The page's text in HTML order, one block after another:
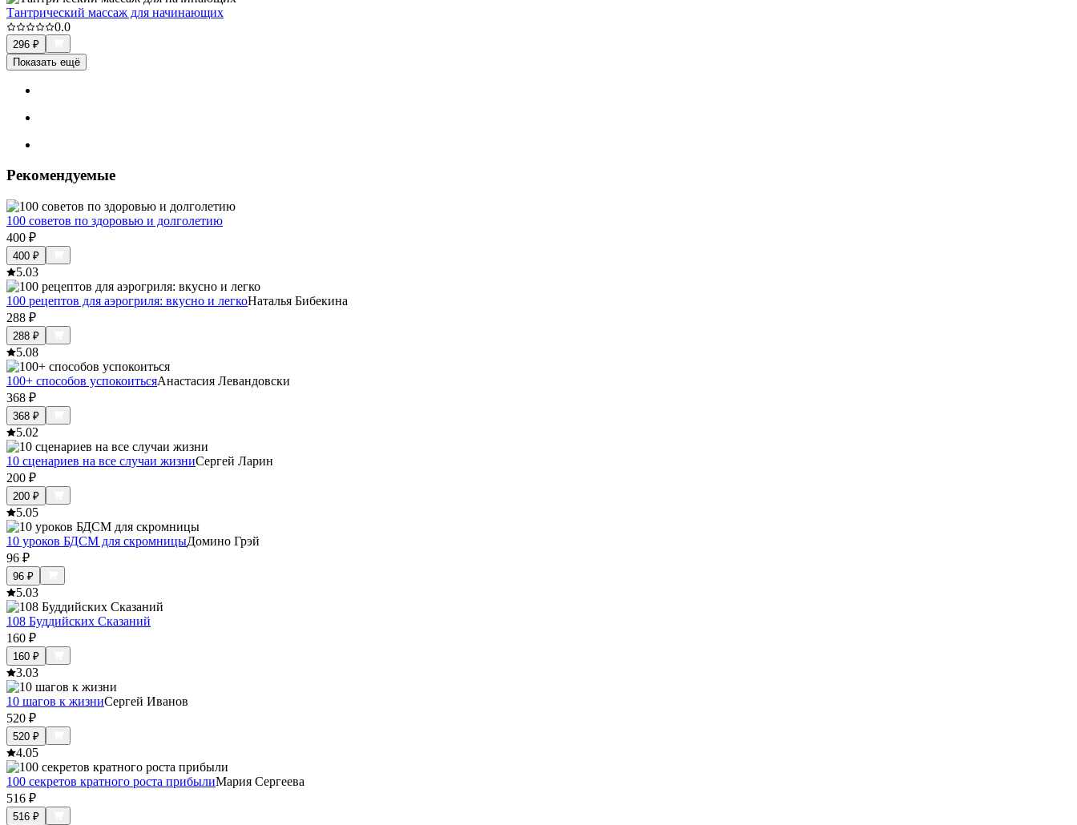
Тантрический массаж для начинающих
0.0
296 ₽
Показать ещё
Рекомендуемые
100 советов по здоровью и долголетию
400 ₽
400 ₽
5.03
100 рецептов для аэрогриля: вкусно и легкоНаталья Бибекина
288 ₽
288 ₽
5.08
100+ способов успокоитьсяАнастасия Левандовски
368 ₽
368 ₽
5.02
10 сценариев на все случаи жизниСергей Ларин
200 ₽
200 ₽
5.05
10 уроков БДСМ для скромницыДомино Грэй
96 ₽
96 ₽
5.03
108 Буддийских Сказаний
160 ₽
160 ₽
3.03
10 шагов к жизниСергей Иванов
520 ₽
520 ₽
4.05
100 секретов кратного роста прибылиМария Сергеева
516 ₽
516 ₽